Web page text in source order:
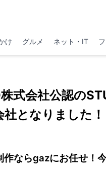
け グルメ ネット・IT
式会社公認の
となりました！
ならgazにお任せ！